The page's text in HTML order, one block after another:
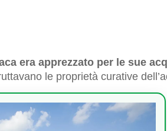
era apprezzato per le sue
le proprietà curative